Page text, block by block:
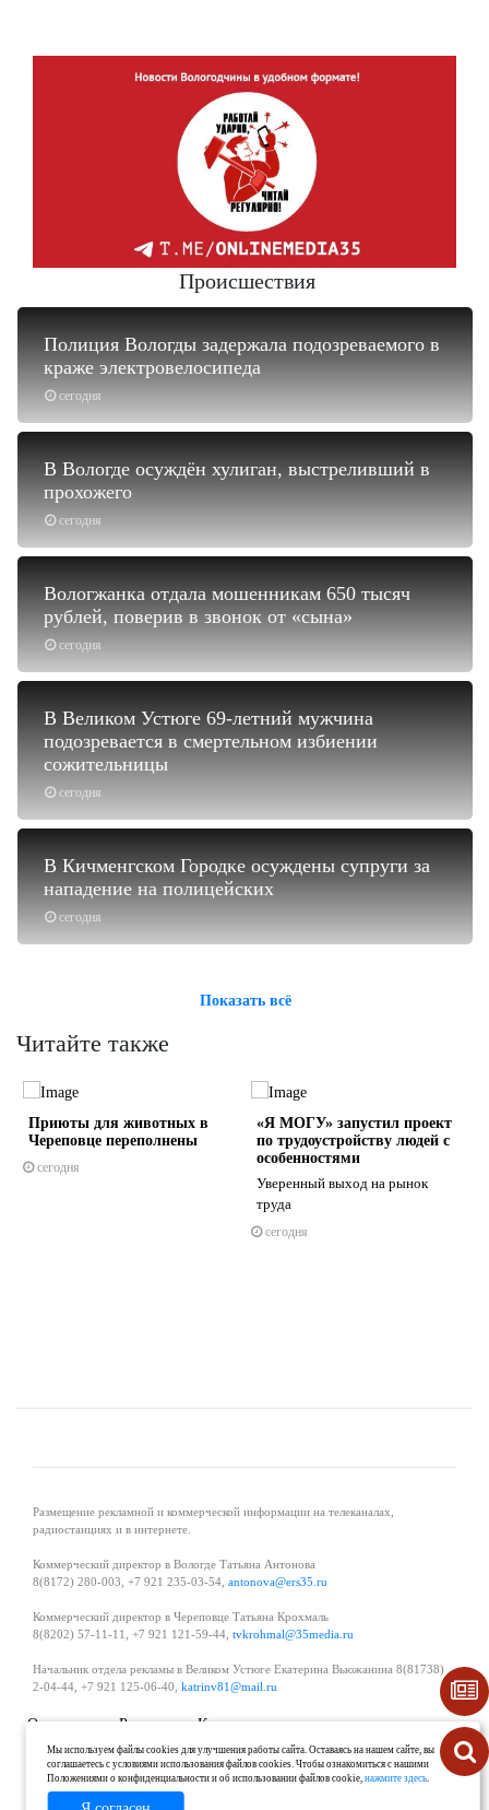
Происшествия
сегодня
Полиция Вологды задержала подозреваемого в
краже электровелосипеда
сегодня
В Вологде осуждён хулиган, выстреливший в
прохожего
сегодня
Вологжанка отдала мошенникам 650 тысяч
рублей, поверив в звонок от «сына»
сегодня
В Великом Устюге 69-летний мужчина
подозревается в смертельном избиении
сожительницы
сегодня
В Кичменгском Городке осуждены супруги за
нападение на полицейских
Показать всё
Читайте также
Приюты для животных в
Череповце переполнены
сегодня
«Я МОГУ» запустил проект
по трудоустройству людей с
особенностями
Уверенный выход на рынок
труда
сегодня
Размещение рекламной и коммерческой информации на телеканалах,
радиостанциях и в интернете.
Коммерческий директор в Вологде Татьяна Антонова
8(8172) 280-003, +7 921 235-03-54, antonova@ers35.ru
Коммерческий директор в Череповце Татьяна Крохмаль
8(8202) 57-11-11, +7 921 121-59-44, tvkrohmal@35media.ru
Начальник отдела рекламы в Великом Устюге Екатерина Вьюжанина 8(81738)
2-04-44, +7 921 125-06-40, katrinv81@mail.ru
О проекте Реклама
Контакты
Политика в области обработки и защиты персональных данных
Мы используем файлы cookies для улучшения работы сайта. Оставаясь на нашем сайте, вы
соглашаетесь с условиями использования файлов cookies. Чтобы ознакомиться с нашими
Положениями о конфиденциальности и об использовании файлов cookie,нажмите здесь.